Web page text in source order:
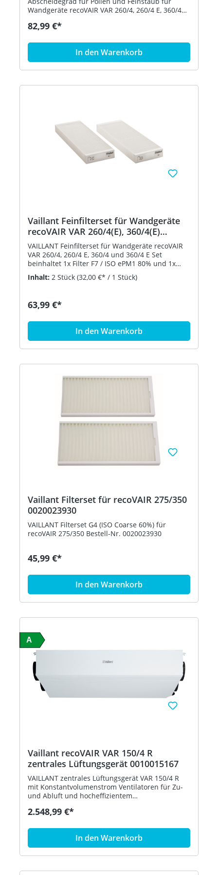
Wandgeräte recoVAIR VAR 260/4, 260/4 E, 360/4
90% und 1x Filter G4 / ISO Coarse 65% Bestell-Nr.
82,99 €*
In den Warenkorb
Vaillant Feinfilterset für Wandgeräte
recoVAIR VAR 260/4(E), 360/4(E)
0020180809
VAILLANT Feinfilterset für Wandgeräte recoVAIR
VAR 260/4, 260/4 E, 360/4 und 360/4 E Set
beinhaltet 1x Filter F7 / ISO ePM1 80% und 1x
Inhalt: 2 Stück (32,00 €* / 1 Stück)
63,99 €*
In den Warenkorb
Vaillant Filterset für recoVAIR 275/350
0020023930
VAILLANT Filterset G4 (ISO Coarse 60%) für
recoVAIR 275/350 Bestell-Nr. 0020023930
45,99 €*
In den Warenkorb
A
Vaillant recoVAIR VAR 150/4 R
zentrales Lüftungsgerät 0010015167
VAILLANT zentrales Lüftungsgerät VAR 150/4 R
mit Konstantvolumenstrom Ventilatoren für Zu-
und Abluft und hocheffizientem
Entlüftung von Wohnungen und
Bessere Luftqualität durch Agua-Care -
Integrierter Luftfeuchtigkeitssensor -
Bedarfsabhängige Regelung des
Luftvolumenstroms - Lüftungsgerät mit sehr
2.548,99 €*
In den Warenkorb